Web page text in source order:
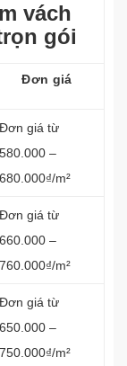
vách
gói
Đơn giá
Đơn giá từ
580.000 –
680.000₫/m²
Đơn giá từ
660.000 –
760.000₫/m²
Đơn giá từ
650.000 –
750.000₫/m²